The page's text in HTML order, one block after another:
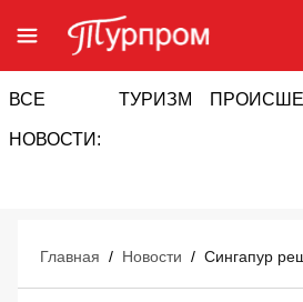
ВСЕ
НОВОСТИ:
ТУРИЗМ
Главная / Новости /